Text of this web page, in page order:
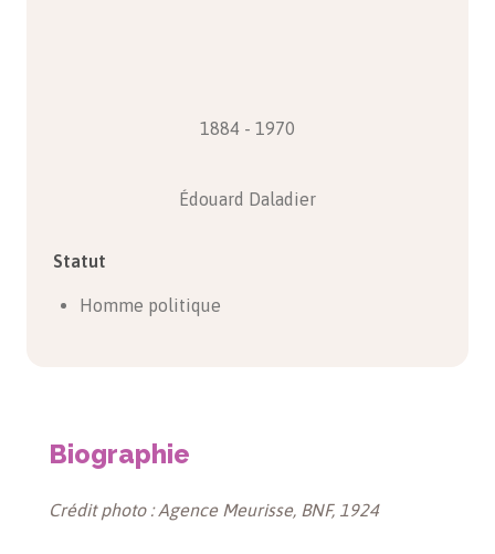
1884 - 1970
Édouard Daladier
Statut
Homme politique
Biographie
Crédit photo : Agence Meurisse, BNF, 1924